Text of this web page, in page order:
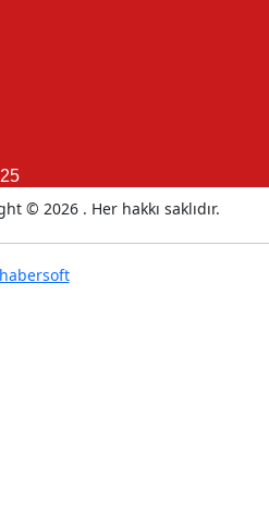
© 2026 . Her hakkı saklıdır.